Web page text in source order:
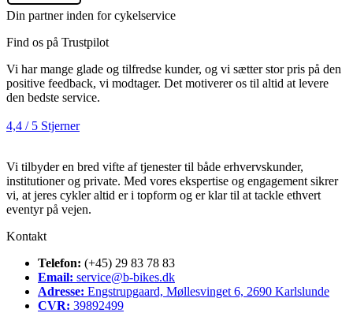
Din partner inden for cykelservice
Find os på Trustpilot
Vi har mange glade og tilfredse kunder, og vi sætter stor pris på den
positive feedback, vi modtager. Det motiverer os til altid at levere
den bedste service.
4,4 / 5 Stjerner
Vi tilbyder en bred vifte af tjenester til både erhvervskunder,
institutioner og private. Med vores ekspertise og engagement sikrer
vi, at jeres cykler altid er i topform og er klar til at tackle ethvert
eventyr på vejen.
Kontakt
Telefon: (+45) 29 83 78 83
Email: service@b-bikes.dk
Adresse: Engstrupgaard, Møllesvinget 6, 2690 Karlslunde
CVR: 39892499